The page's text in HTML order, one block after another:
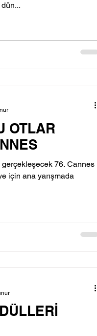
dün...
OTLAR
gerçekleşecek 76. Cannes
için ana yarışmada